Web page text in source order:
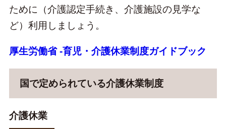
ために（介護認定手続き、介護施設の見学な
ど）利用しましょう。
厚生労働省 -育児・介護休業制度ガイドブック
国で定められている介護休業制度
介護休業